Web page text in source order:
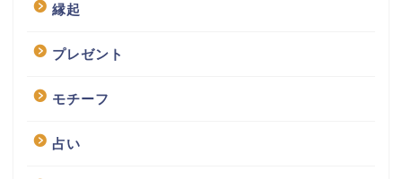
縁起
プレゼント
モチーフ
占い